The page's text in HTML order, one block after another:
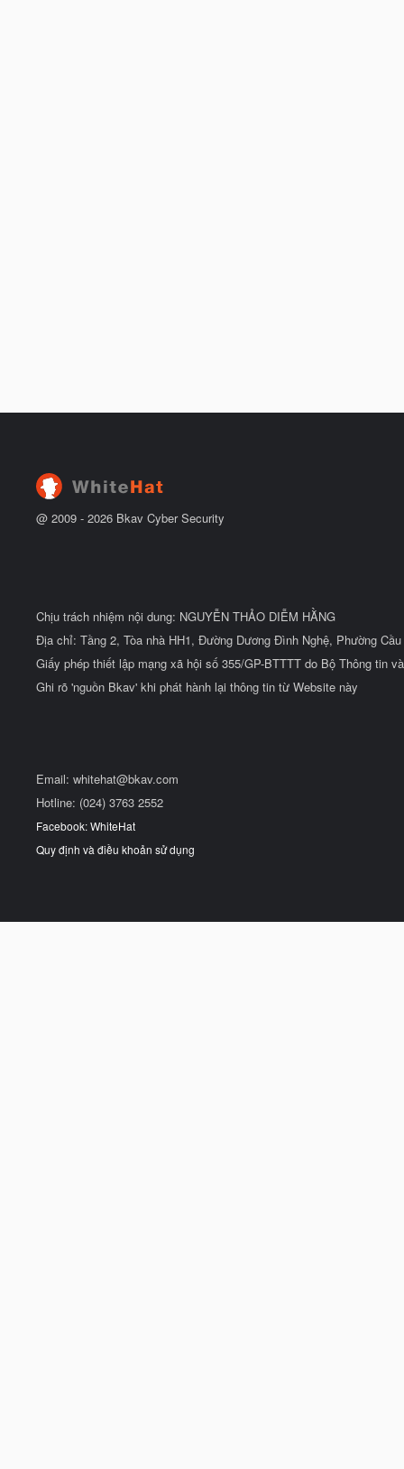
@ 2009 - 2026 Bkav Cyber Security
Chịu trách nhiệm nội dung: NGUYỄN THẢO DIỄM HẰNG
Địa chỉ: Tầng 2, Tòa nhà HH1, Đường Dương Đình Nghệ, Phường
Giấy phép thiết lập mạng xã hội số 355/GP-BTTTT do Bộ Thông tin
Ghi rõ 'nguồn Bkav' khi phát hành lại thông tin từ Website này
Email: whitehat@bkav.com
Hotline: (024) 3763 2552
Facebook: WhiteHat
Quy định và điều khoản sử dụng